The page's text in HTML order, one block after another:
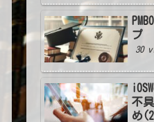
プ
30
不
め